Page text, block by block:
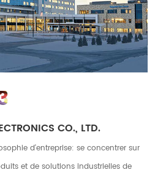
CO., LTD.
d'entreprise: se concentrer sur
et de solutions industrielles de